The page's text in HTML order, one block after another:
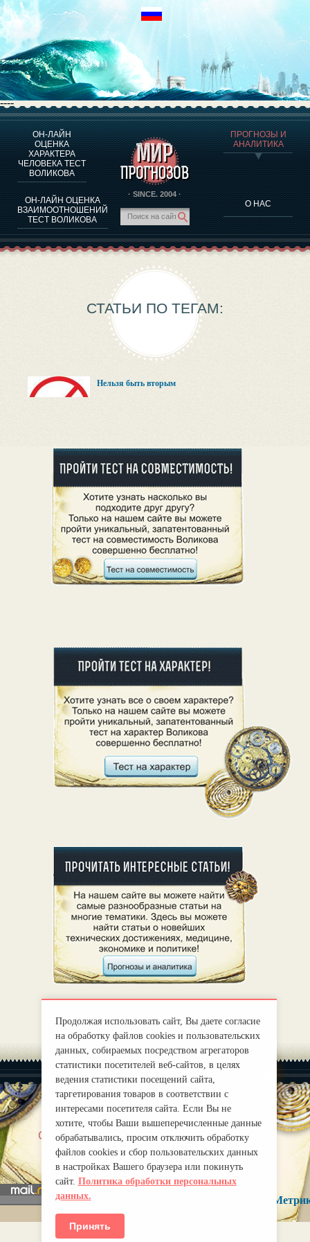
----
ОН-ЛАЙН
ОЦЕНКА
ХАРАКТЕРА
ЧЕЛОВЕКА ТЕСТ
ВОЛИКОВА
ОН-ЛАЙН ОЦЕНКА
ВЗАИМООТНОШЕНИЙ
ТЕСТ ВОЛИКОВА
· SINCE. 2004 ·
ПРОГНОЗЫ И
АНАЛИТИКА
О НАС
О ПРОГРАММЕ
ОЦЕНКА ХАРАКТЕРA ЧЕЛОВЕКА
ОЦЕНКА ХАРАКТЕРА ВЫДАЮЩИХСЯ ЛИЧНОСТЕЙ
О ПРОГРАММЕ
ТЕСТ НА СОВМЕСТИМОСТЬ ВОЛИКОВА
ПРОГНОЗЫ И АНАЛИТИКА
СТАТЬИ ПО ТЕГАМ:
Нельзя быть вторым
О нас
Правила
mirprognoz@mail.ru
Продолжая использовать сайт, Вы даете согласие
на обработку файлов cookies и пользовательских
данных, собираемых посредством агрегаторов
статистики посетителей веб-сайтов, в целях
ведения статистики посещений сайта,
таргетирования товаров в соответствии с
интересами посетителя сайта. Если Вы не
хотите, чтобы Ваши вышеперечисленные данные
обрабатывались, просим отключить обработку
файлов cookies и сбор пользовательских данных
в настройках Вашего браузера или покинуть
сайт. Политика обработки персональных
данных.
Принять